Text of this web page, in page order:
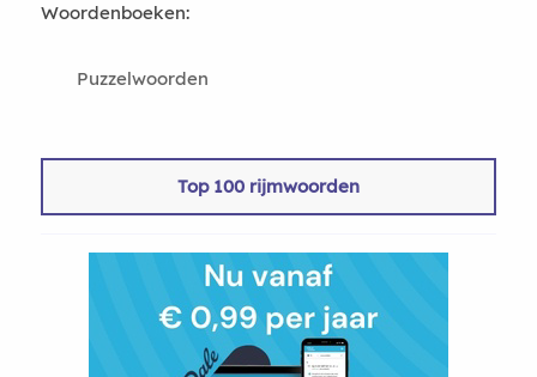
Woordenboeken:
Puzzelwoorden
Top 100 rijmwoorden